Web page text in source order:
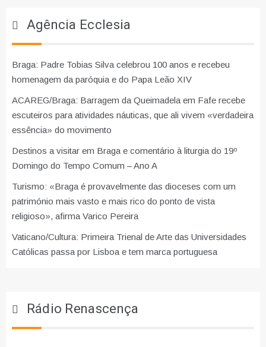
Agência Ecclesia
Braga: Padre Tobias Silva celebrou 100 anos e recebeu
homenagem da paróquia e do Papa Leão XIV
ACAREG/Braga: Barragem da Queimadela em Fafe recebe
escuteiros para atividades náuticas, que ali vivem «verdadeira
essência» do movimento
Destinos a visitar em Braga e comentário à liturgia do 19º
Domingo do Tempo Comum – Ano A
Turismo: «Braga é provavelmente das dioceses com um
património mais vasto e mais rico do ponto de vista
religioso», afirma Varico Pereira
Vaticano/Cultura: Primeira Trienal de Arte das Universidades
Católicas passa por Lisboa e tem marca portuguesa
Rádio Renascença